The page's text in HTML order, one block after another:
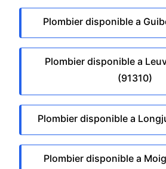
Plombier disponible a
Plombier disponible a
(91310)
Plombier disponible a
Plombier disponible a